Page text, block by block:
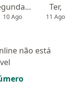
Segunda-feira
10 Ago
Ter,
11 Ago
não está